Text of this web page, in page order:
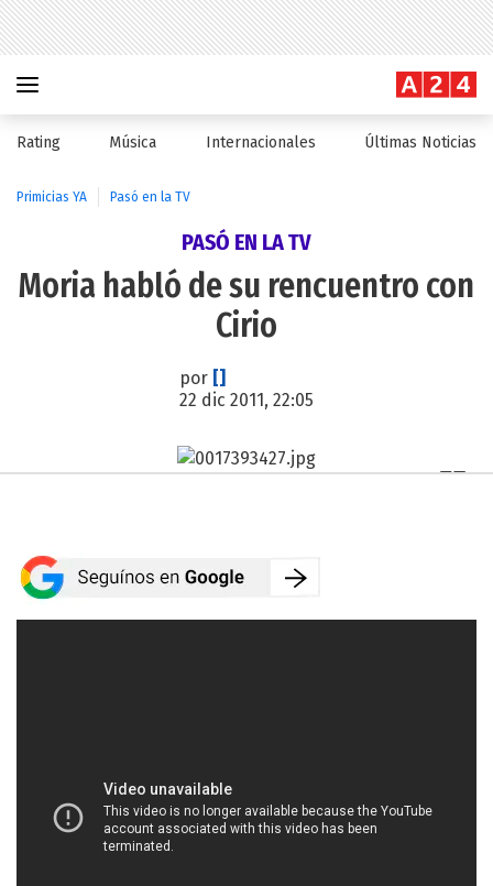
Rating Música Internacionales Últimas Noticias
Primicias YA Pasó en la TV
PASÓ EN LA TV
Moria habló de su rencuentro con
Cirio
por []
22 dic 2011, 22:05